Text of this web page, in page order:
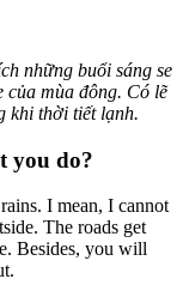
những buổi sáng se
của mùa đông. Có lẽ
khi thời tiết lạnh.
you do?
I mean, I cannot
The roads get
Besides, you will